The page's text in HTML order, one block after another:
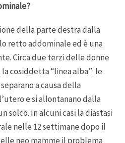
della parte destra dalla
retto addominale ed è una
Circa due terzi delle donne
cosiddetta “linea alba”: le
a causa della
e si allontanano dalla
solco. In alcuni casi la diastasi
nelle 12 settimane dopo il
neo mamme il problema